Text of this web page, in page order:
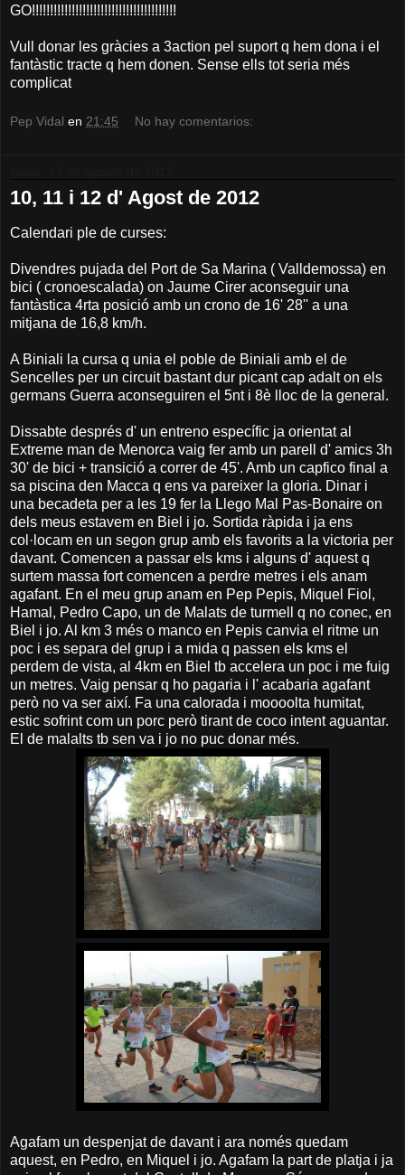
GO!!!!!!!!!!!!!!!!!!!!!!!!!!!!!!!!!!!!!!!!
Vull donar les gràcies a 3action pel suport q hem dona i el
fantàstic tracte q hem donen. Sense ells tot seria més
complicat
Pep Vidal en 21:45 No hay comentarios:
10, 11 i 12 d' Agost de 2012
Calendari ple de curses:
Divendres pujada del Port de Sa Marina ( Valldemossa) en
bici ( cronoescalada) on Jaume Cirer aconseguir una
fantàstica 4rta posició amb un crono de 16' 28'' a una
mitjana de 16,8 km/h.
A Biniali la cursa q unia el poble de Biniali amb el de
Sencelles per un circuit bastant dur picant cap adalt on els
germans Guerra aconseguiren el 5nt i 8è lloc de la general.
Dissabte després d' un entreno específic ja orientat al
Extreme man de Menorca vaig fer amb un parell d' amics 3h
30' de bici + transició a correr de 45'. Amb un capfico final a
sa piscina den Macca q ens va pareixer la gloria. Dinar i
una becadeta per a les 19 fer la Llego Mal Pas-Bonaire on
dels meus estavem en Biel i jo. Sortida ràpida i ja ens
col·locam en un segon grup amb els favorits a la victoria per
davant. Comencen a passar els kms i alguns d' aquest q
surtem massa fort comencen a perdre metres i els anam
agafant. En el meu grup anam en Pep Pepis, Miquel Fiol,
Hamal, Pedro Capo, un de Malats de turmell q no conec, en
Biel i jo. Al km 3 més o manco en Pepis canvia el ritme un
poc i es separa del grup i a mida q passen els kms el
perdem de vista, al 4km en Biel tb accelera un poc i me fuig
un metres. Vaig pensar q ho pagaria i l' acabaria agafant
però no va ser així. Fa una calorada i moooolta humitat,
estic sofrint com un porc però tirant de coco intent aguantar.
El de malalts tb sen va i jo no puc donar més.
Agafam un despenjat de davant i ara només quedam
aquest, en Pedro, en Miquel i jo. Agafam la part de platja i ja